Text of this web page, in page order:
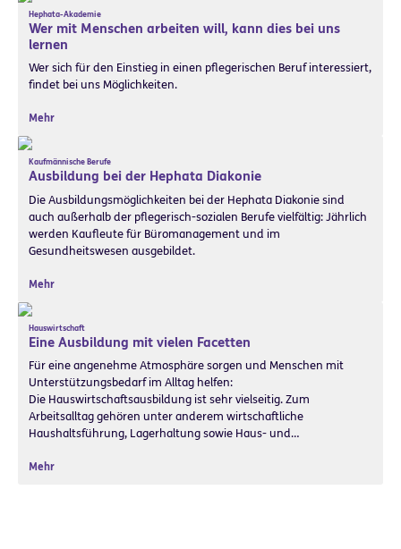
Hephata-Akademie
Wer mit Menschen arbeiten will, kann dies bei uns
lernen
Wer sich für den Einstieg in einen pflegerischen Beruf interessiert,
findet bei uns Möglichkeiten.
Mehr
Kaufmännische Berufe
Ausbildung bei der Hephata Diakonie
Die Ausbildungsmöglichkeiten bei der Hephata Diakonie sind
auch außerhalb der pflegerisch-sozialen Berufe vielfältig: Jährlich
werden Kaufleute für Büromanagement und im
Gesundheitswesen ausgebildet.
Mehr
Hauswirtschaft
Eine Ausbildung mit vielen Facetten
Für eine angenehme Atmosphäre sorgen und Menschen mit
Unterstützungsbedarf im Alltag helfen:
Die Hauswirtschaftsausbildung ist sehr vielseitig. Zum
Arbeitsalltag gehören unter anderem wirtschaftliche
Haushaltsführung, Lagerhaltung sowie Haus- und…
Mehr